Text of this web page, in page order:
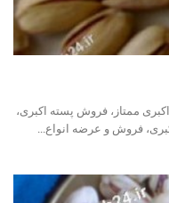
ممتاز، فروش پسته اکبری،
فروش و عرضه انواع...